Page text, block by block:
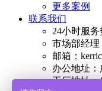
更多案例
联系我们
24小时服务
市场部经理
邮箱：
办公地址
工厂地址：